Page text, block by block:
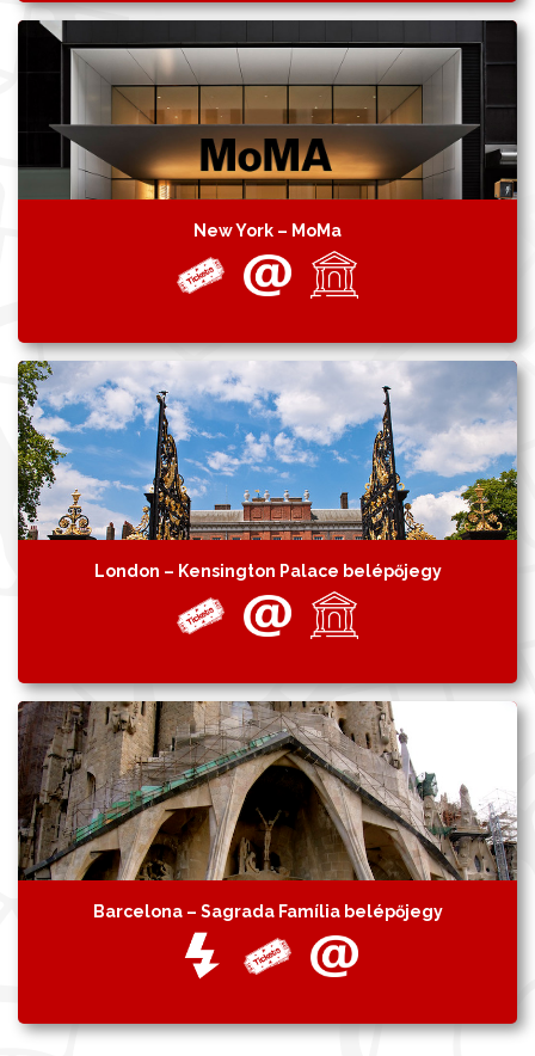
New York – MoMa
London – Kensington Palace belépőjegy
Barcelona – Sagrada Família belépőjegy